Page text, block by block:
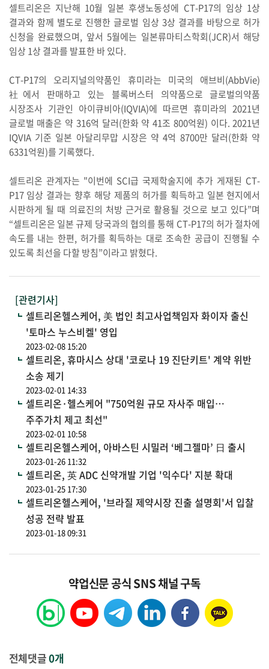
셀트리온은 지난해 10월 일본 후생노동성에 CT-P17의 임상 1상
결과와 함께 별도로 진행한 글로벌 임상 3상 결과를 바탕으로 허가
신청을 완료했으며, 앞서 5월에는 일본류마티스학회(JCR)서 해당
임상 1상 결과를 발표한 바 있다.
CT-P17의 오리지널의약품인 휴미라는 미국의 애브비(AbbVie)
社에서 판매하고 있는 블록버스터 의약품으로 글로벌의약품
시장조사 기관인 아이큐비아(IQVIA)에 따르면 휴미라의 2021년
글로벌 매출은 약 316억 달러(한화 약 41조 800억원) 이다. 2021년
IQVIA 기준 일본 아달리무맙 시장은 약 4억 8700만 달러(한화 약
6331억원)를 기록했다.
셀트리온 관계자는 "이번에 SCI급 국제학술지에 추가 게재된 CT-
P17 임상 결과는 향후 해당 제품의 허가를 획득하고 일본 현지에서
시판하게 될 때 의료진의 처방 근거로 활용될 것으로 보고 있다”며
“셀트리온은 일본 규제 당국과의 협의를 통해 CT-P17의 허가 절차에
속도를 내는 한편, 허가를 획득하는 대로 조속한 공급이 진행될 수
있도록 최선을 다할 방침”이라고 밝혔다.
[관련기사]
셀트리온헬스케어, 美 법인 최고사업책임자 화이자 출신
'토마스 누스비켈' 영입
2023-02-08 15:20
셀트리온, 휴마시스 상대 '코로나 19 진단키트' 계약 위반
소송 제기
2023-02-01 14:33
셀트리온·헬스케어 "750억원 규모 자사주 매입…
주주가치 제고 최선"
2023-02-01 10:58
셀트리온헬스케어, 아바스틴 시밀러 ‘베그젤마’ 日 출시
2023-01-26 11:32
셀트리온, 英 ADC 신약개발 기업 '익수다' 지분 확대
2023-01-25 17:30
셀트리온헬스케어, '브라질 제약시장 진출 설명회'서 입찰
성공 전략 발표
2023-01-18 09:31
약업신문 공식 SNS 채널 구독
전체댓글0개